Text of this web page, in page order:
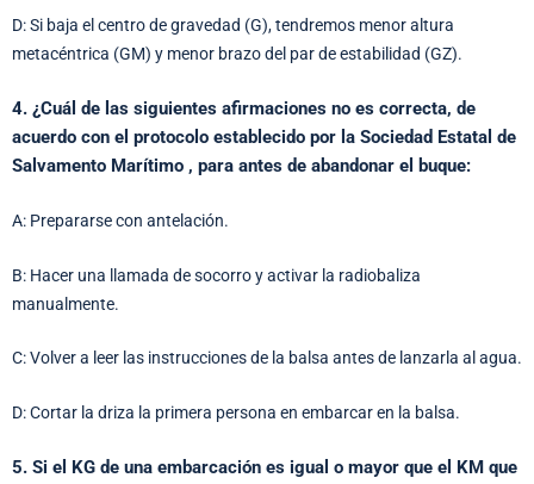
D: Si baja el centro de gravedad (G), tendremos menor altura
metacéntrica (GM) y menor brazo del par de estabilidad (GZ).
4. ¿Cuál de las siguientes afirmaciones no es correcta, de
acuerdo con el protocolo establecido por la Sociedad Estatal de
Salvamento Marítimo , para antes de abandonar el buque:
A: Prepararse con antelación.
B: Hacer una llamada de socorro y activar la radiobaliza
manualmente.
C: Volver a leer las instrucciones de la balsa antes de lanzarla al agua.
D: Cortar la driza la primera persona en embarcar en la balsa.
5. Si el KG de una embarcación es igual o mayor que el KM que